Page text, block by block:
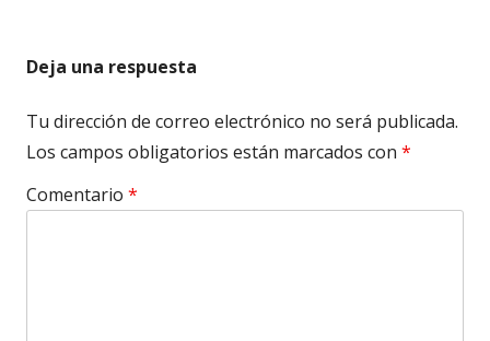
Deja una respuesta
Tu dirección de correo electrónico no será publicada.
Los campos obligatorios están marcados con *
Comentario *